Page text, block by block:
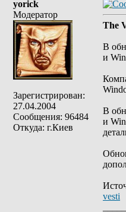
yorick
Модератор
Зарегистрирован:
27.04.2004
Сообщения: 96484
Откуда: г.Киев
The
В
и
В
и
vesti